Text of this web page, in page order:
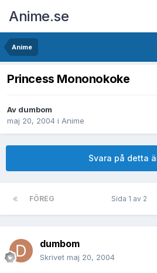
Anime.se
Anime
Princess Mononokoke
Av dumbom
maj 20, 2004 i Anime
Svara på detta
FÖREG Sida 1 av 2
dumbom
Skrivet maj 20, 2004